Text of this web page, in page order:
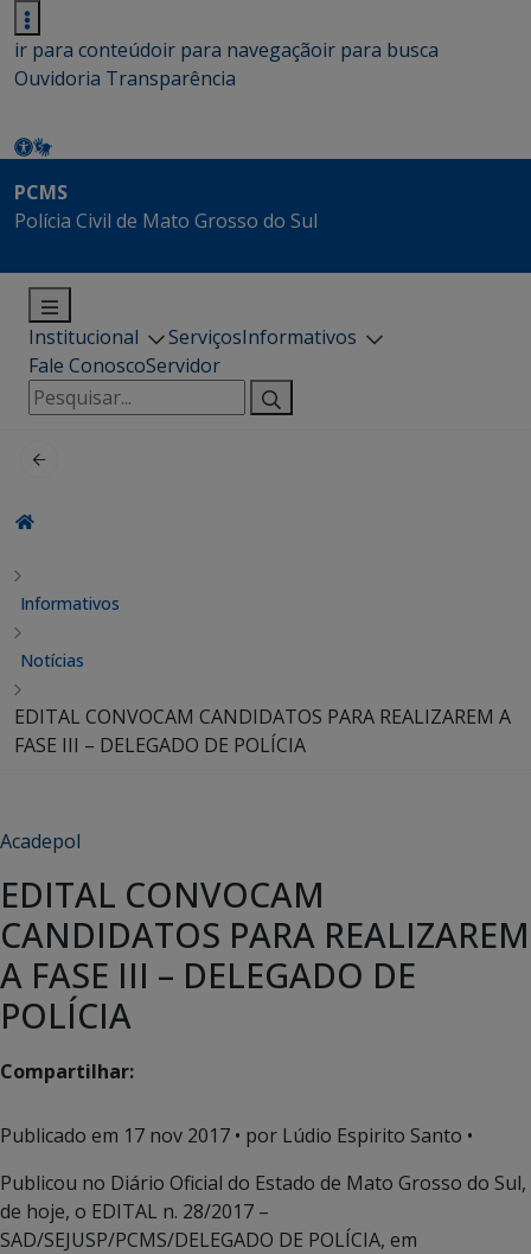
ir para conteúdoir para navegaçãoir para busca
Ouvidoria Transparência
PCMS
Polícia Civil de Mato Grosso do Sul
Institucional ServiçosInformativos
Fale ConoscoServidor
Pesquisar
por:
Informativos
Notícias
EDITAL CONVOCAM CANDIDATOS PARA REALIZAREM A
FASE III – DELEGADO DE POLÍCIA
Acadepol
EDITAL CONVOCAM
CANDIDATOS PARA REALIZAREM
A FASE III – DELEGADO DE
POLÍCIA
Compartilhar:
Publicado em 17 nov 2017 • por Lúdio Espirito Santo •
Publicou no Diário Oficial do Estado de Mato Grosso do Sul,
de hoje, o EDITAL n. 28/2017 –
SAD/SEJUSP/PCMS/DELEGADO DE POLÍCIA, em